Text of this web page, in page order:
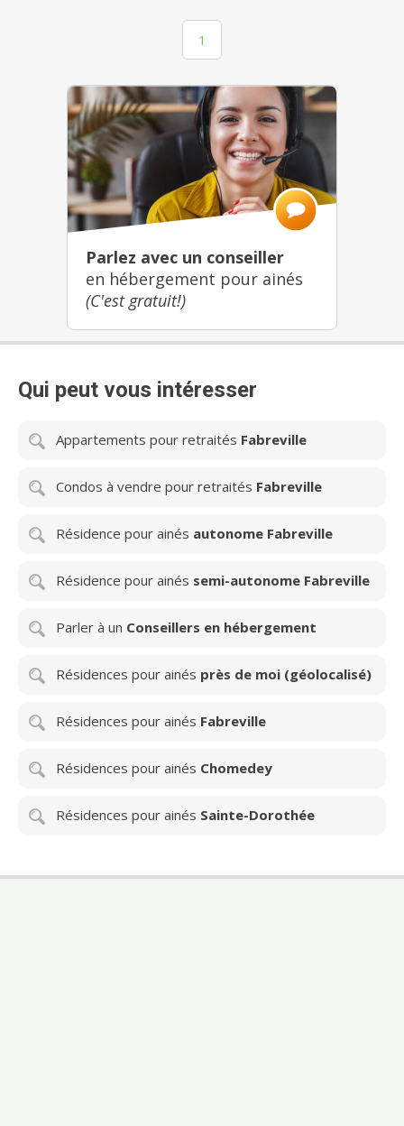
1
Parlez avec un conseiller
en hébergement pour ainés
(C'est gratuit!)
Qui peut vous intéresser
Appartements pour retraités Fabreville
Condos à vendre pour retraités Fabreville
Résidence pour ainés autonome Fabreville
Résidence pour ainés semi-autonome Fabreville
Parler à un Conseillers en hébergement
Résidences pour ainés près de moi (géolocalisé)
Résidences pour ainés Fabreville
Résidences pour ainés Chomedey
Résidences pour ainés Sainte-Dorothée